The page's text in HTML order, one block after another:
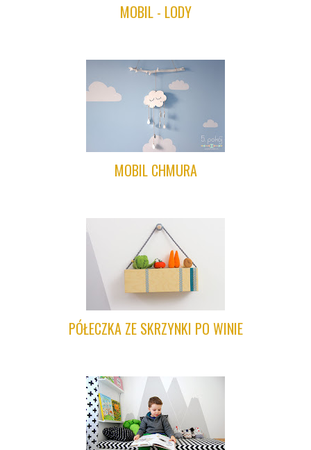
MOBIL - LODY
MOBIL CHMURA
PÓŁECZKA ZE SKRZYNKI PO WINIE